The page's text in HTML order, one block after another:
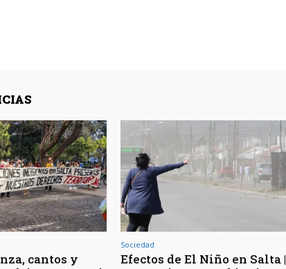
cantos y
Sociedad
Efectos de El Niño en Salta |